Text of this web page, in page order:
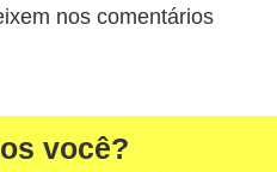
nos comentários
você?